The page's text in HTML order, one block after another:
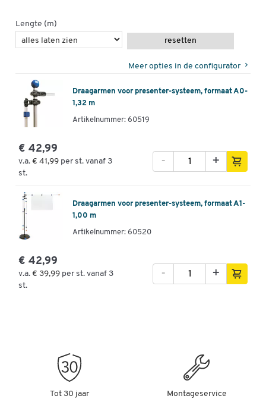
Lengte (m)
resetten
Meer opties in de configurator
Draagarmen voor presenter-systeem, formaat A0-
1,32 m
Artikelnummer: 60519
€ 42,99
v.a. € 41,99 per st. vanaf 3
st.
+
-
Draagarmen voor presenter-systeem, formaat A1-
1,00 m
Artikelnummer: 60520
€ 42,99
v.a. € 39,99 per st. vanaf 3
st.
+
-
Tot 30 jaar
Montageservice